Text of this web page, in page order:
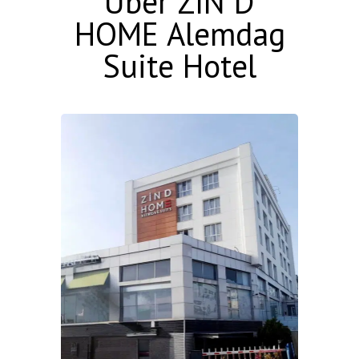
HOME Alemdag
Suite Hotel